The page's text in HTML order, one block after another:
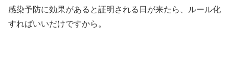
感染予防に効果があると証明される日が来たら、ルール化
すればいいだけですから。